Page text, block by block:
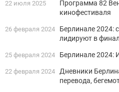
22 июля 2025
Программа 82
кинофестиваля
26 февраля 2024
Берлинале 2024:
лидируют в
25 февраля 2024 Берлинале 2024:
22 февраля 2024 Дневники
перевода,